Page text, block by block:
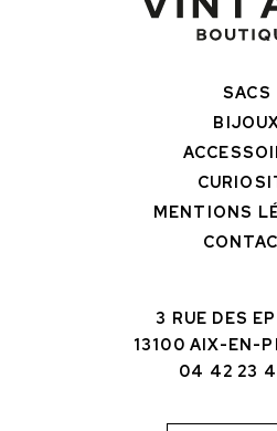
SACS
MENTIONS
3 RUE DES
13100 AIX-EN-
04 42 23